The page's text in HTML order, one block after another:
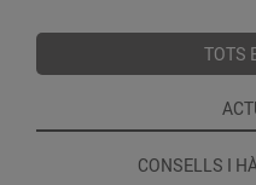
TOTS
CONSELLS I